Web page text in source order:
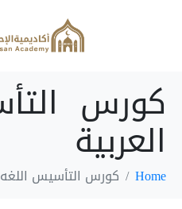
كورس
العربية
Home كورس التأسيس اللغه